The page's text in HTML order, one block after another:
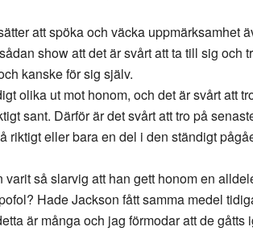
att spöka och väcka uppmärksamhet
show att det är svårt att ta till sig och
kanske för sig själv.
olika ut mot honom, och det är svårt att
sant. Därför är det svårt att tro på
riktigt eller bara en del i den ständigt
så slarvig att han gett honom en
Hade Jackson fått samma medel
är många och jag förmodar att de gåtts